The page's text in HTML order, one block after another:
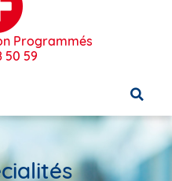
Programmés
50 59